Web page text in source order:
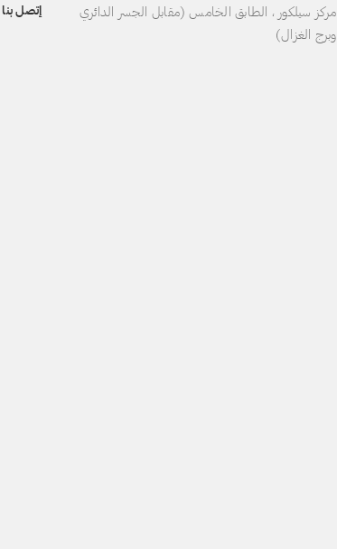
مركز سيلكور ، الطابق الخامس (مقابل الجسر الدائري
وبرج الغزال)
إتصل بنا